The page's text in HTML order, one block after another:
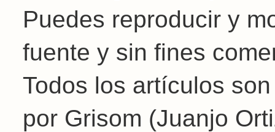
Puedes reproducir y
fuente y sin fines
Todos los artículos
por Grisom (Juanjo